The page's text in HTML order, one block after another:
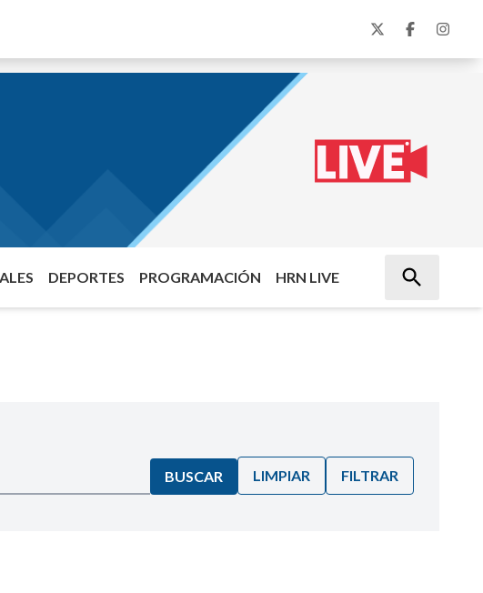
DEPORTES PROGRAMACIÓN HRN LIVE
BUSCAR LIMPIAR FILTRAR